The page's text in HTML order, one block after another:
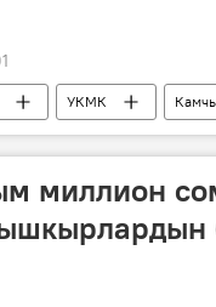
УКМК
миллион